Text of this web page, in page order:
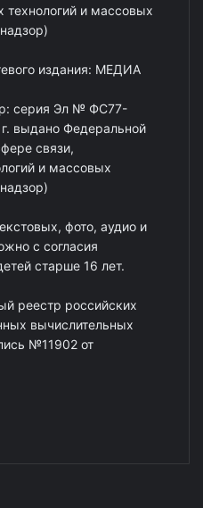
и массовых
издания: МЕДИА
серия Эл № ФС77-
выдано Федеральной
связи,
и массовых
фото, аудио и
с согласия
старше 16 лет.
реестр российских
вычислительных
№11902 от